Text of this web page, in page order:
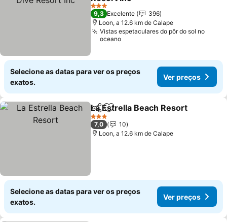
Ver preços
3 Estrelas
9,3 Excelente
396
Loon, a 12.6 km de Calape
Vistas espetaculares do pôr do sol no
oceano
Selecione as datas para ver os preços
exatos.
Ver preços
PartilharAdicionar aos favoritos
La Estrella Beach Resort
3 Estrelas
7,0
10
Loon, a 12.6 km de Calape
Selecione as datas para ver os preços
exatos.
Ver preços